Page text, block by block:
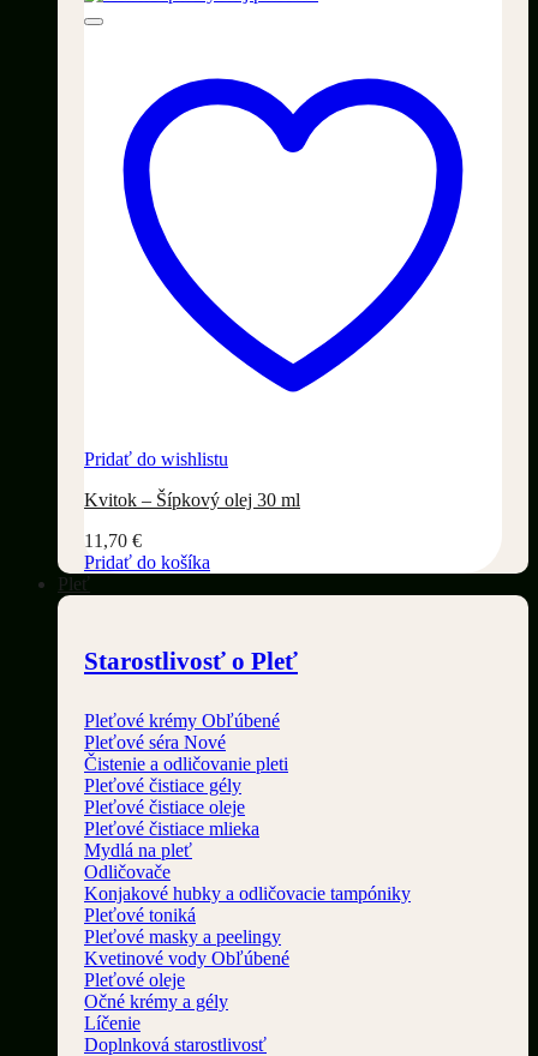
Pridať do wishlistu
Kvitok – Šípkový olej 30 ml
11,70 €
Pridať do košíka
Pleť
Starostlivosť o Pleť
Pleťové krémy
Pleťové séra
Čistenie a odličovanie pleti
Pleťové čistiace gély
Pleťové čistiace oleje
Pleťové čistiace mlieka
Mydlá na pleť
Odličovače
Konjakové hubky a odličovacie tampóniky
Pleťové toniká
Pleťové masky a peelingy
Kvetinové vody
Pleťové oleje
Očné krémy a gély
Líčenie
Doplnková starostlivosť